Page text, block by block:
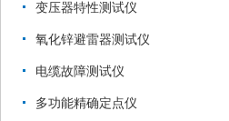
变压器特性测试仪
氧化锌避雷器测试仪
电缆故障测试仪
多功能精确定点仪